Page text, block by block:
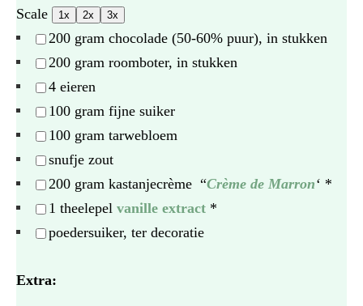
Scale 1x 2x 3x
200 gram chocolade (50-60% puur), in stukken
200 gram roomboter, in stukken
4 eieren
100 gram fijne suiker
100 gram tarwebloem
snufje zout
200 gram kastanjecrème “Crème de Marron‘ *
1 theelepel vanille extract *
poedersuiker, ter decoratie
Extra: